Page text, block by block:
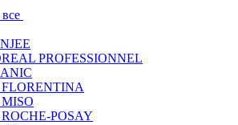
PROFESSIONNEL
POSAY